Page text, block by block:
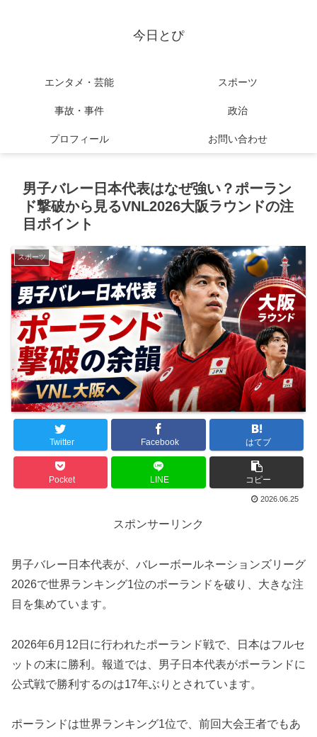
今日とぴ
エンタメ・芸能 スポーツ
事故・事件 政治
プロフィール お問い合わせ
男子バレー日本代表はなぜ強い？ポーラン
ド撃破から見るVNL2026大阪ラウンドの注
目ポイント
スポーツ
Twitter Facebook はてブ
Pocket LINE コピー
2026.06.25
スポンサーリンク
男子バレー日本代表が、バレーボールネーションズリーグ
2026で世界ランキング1位のポーランドを破り、大きな注
目を集めています。
2026年6月12日に行われたポーランド戦で、日本はフルセ
ットの末に勝利。報道では、男子日本代表がポーランドに
公式戦で勝利するのは17年ぶりとされています。
ポーランドは世界ランキング1位で、前回大会王者でもあ